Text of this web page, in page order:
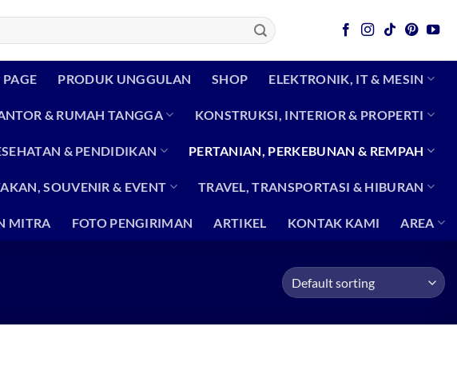
PRODUK UNGGULAN SHOP ELEKTRONIK, IT & MESIN
& RUMAH TANGGA KONSTRUKSI, INTERIOR & PROPERTI
& PENDIDIKAN PERTANIAN, PERKEBUNAN & REMPAH
SOUVENIR & EVENT TRAVEL, TRANSPORTASI & HIBURAN
MITRA FOTO PENGIRIMAN ARTIKEL KONTAK KAMI AREA